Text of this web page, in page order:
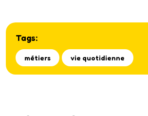
Tags:
métiers vie quotidienne